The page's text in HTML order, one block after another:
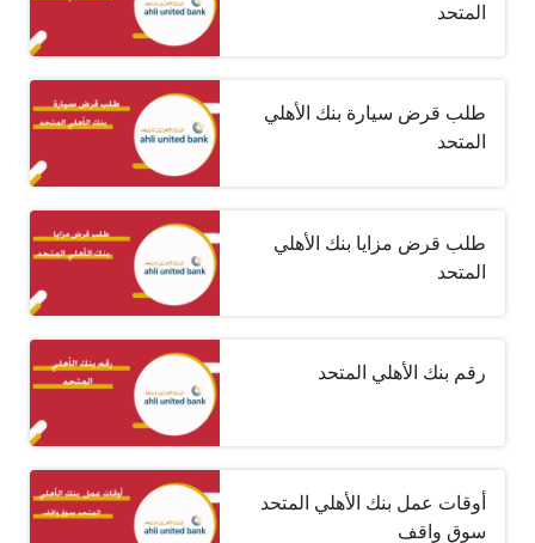
المتحد
طلب قرض سيارة بنك الأهلي
المتحد
طلب قرض مزايا بنك الأهلي
المتحد
رقم بنك الأهلي المتحد
أوقات عمل بنك الأهلي المتحد
سوق واقف